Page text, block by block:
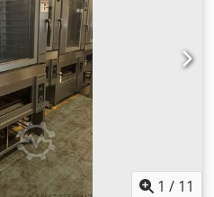
1 / 11